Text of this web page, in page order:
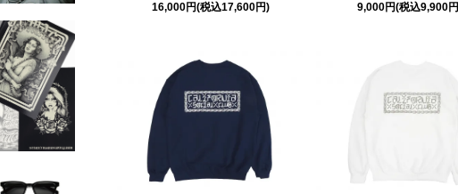
16,000円(税込17,600円)
9,000円(税込9,900